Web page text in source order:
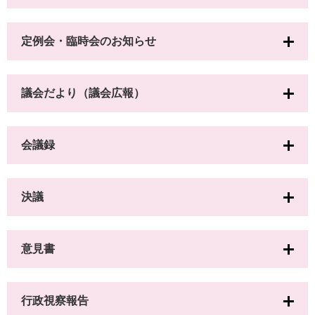
定例会・臨時会のお知らせ
議会だより（議会広報）
会議録
決議
意見書
行政視察報告